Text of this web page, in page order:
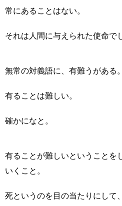
常にあることはない。
それは人間に与えられた使命で
無常の対義語に、有難うがある。
有ることは難しい。
確かになと。
有ることが難しいということを
いくこと。
死というのを目の当たりにして